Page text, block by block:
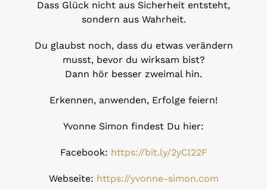
Dass Glück nicht aus Sicherheit entsteht,
sondern aus Wahrheit.
Du glaubst noch, dass du etwas verändern
musst, bevor du wirksam bist?
Dann hör besser zweimal hin.
Erkennen, anwenden, Erfolge feiern!
Yvonne Simon findest Du hier:
Facebook: https://bit.ly/2yCl22F
Webseite: https://yvonne-simon.com